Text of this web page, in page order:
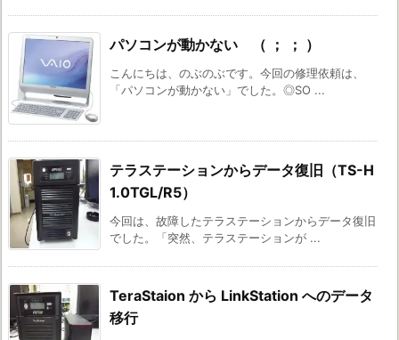
パソコンが動かない （ ； ； ）
こんにちは、のぶのぶです。今回の修理依頼は、
「パソコンが動かない」でした。◎SO ...
テラステーションからデータ復旧（TS-H
1.0TGL/R5）
今回は、故障したテラステーションからデータ復旧
でした。「突然、テラステーションが ...
TeraStaion から LinkStation へのデータ
移行